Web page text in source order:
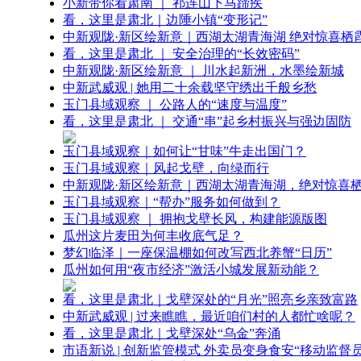
小新带你看肃南 ｜ 祁连山下马蹄疾
看，这里是肃北｜边陲小镇“变形记”
中新观陇·新区绘新意｜西湖太湖青海湖 绝对惊喜栖
看，这里是肃北 ｜ 安全治理的“长效密码”
中新观陇·新区绘新意 ｜ 川水起新洲，水墨绘新城
中新武威观 | 她用二十余载坚守绣出千般乡愁
玉门县域观察 ｜ 公路人的“速度与温度”
看，这里是肃北 ｜ 交通“串”起乡村振兴与强边固防
玉门县域观察｜如何让“甘味”牛走出国门？
玉门县域观察｜风起戈壁，向绿而行
中新观陇·新区绘新意｜西湖太湖青海湖，绝对惊喜
玉门县域观察｜“帮办”服务如何做到？
玉门县域观察 ｜ 拥抱戈壁长风，构建能源版图
瓜州这片麦田为何丰收底气足？
梦幻临泽｜一座保温棚如何改写西北养蟹“日历”
瓜州如何用“夜市经济”激活小城发展新动能？
看，这里是肃北｜戈壁深处的“月光”照亮乡亲致富路
中新武威观 | 过来瞧瞧，最近咱们村的人都忙啥呢？
看，这里是肃北｜戈壁深处“乌金”奔涌
市语新说 | 创新监管模式 外卖员变身食安“移动监督